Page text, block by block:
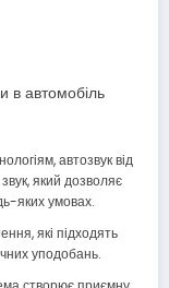
в автомобіль
автозвук від
який дозволяє
яких умовах.
які підходять
уподобань.